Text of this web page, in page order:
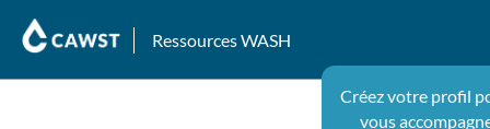
Ressources WASH
Créez votre profil
vous